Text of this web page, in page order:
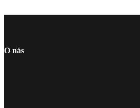
O nás